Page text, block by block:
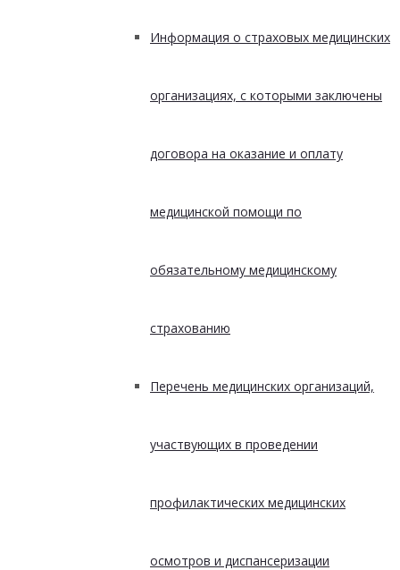
Информация о страховых медицинских
организациях, с которыми заключены
договора на оказание и оплату
медицинской помощи по
обязательному медицинскому
страхованию
Перечень медицинских организаций,
участвующих в проведении
профилактических медицинских
осмотров и диспансеризации